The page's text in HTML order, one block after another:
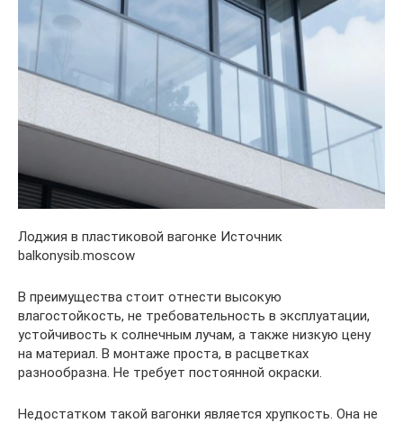
Лоджия в пластиковой вагонке Источник
balkonysib.moscow
В преимущества стоит отнести высокую
влагостойкость, не требовательность в эксплуатации,
устойчивость к солнечным лучам, а также низкую цену
на материал. В монтаже проста, в расцветках
разнообразна. Не требует постоянной окраски.
Недостатком такой вагонки является хрупкость. Она не